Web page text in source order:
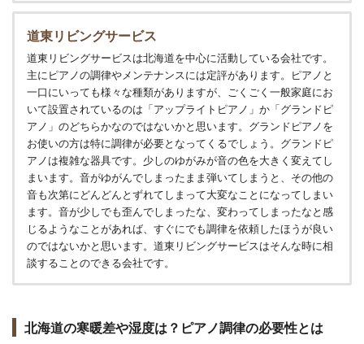
道東リビングサービス
道東リビングサービスは北海道を中心に活動している会社です。
主にピアノの調律やメンテナンスには定評があります。ピアノと
一口にいっても様々な種類がありますが、ごくごく一般家庭にお
いて設置されているのは「アップライトピアノ」か「グランドピ
アノ」のどちらかなのではないかと思います。グランドピアノを
お使いの方は特に調律が必要となってくるでしょう。グランドピ
アノは複雑な器具です。少しのゆがみが音の色を大きく変えてし
まいます。音がゆがんでしまったまま弾いてしまうと、その他の
音も次第にどんどんとずれてしまって大変なことになってしまい
ます。音が少しでも歪んでしまったな、変わってしまったなと感
じるようなことがあれば、すぐにでも調律を依頼したほうが良い
のではないかと思います。道東リビングサービスはそんな時に相
談することのできる会社です。
北海道の寒暖差や湿度は？ピアノ調律の必要性とは